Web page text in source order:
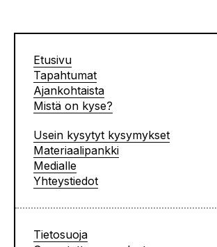
Etusivu
Tapahtumat
Ajankohtaista
Mistä on kyse?
Usein kysytyt kysymykset
Materiaalipankki
Medialle
Yhteystiedot
Tietosuoja